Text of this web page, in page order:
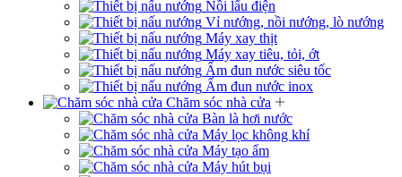
Nồi lẩu điện
Vỉ nướng, nồi nướng, lò nướng
Máy xay thịt
Máy xay tiêu, tỏi, ớt
Ấm đun nước siêu tốc
Ấm đun nước inox
Chăm sóc nhà cửa
Bàn là hơi nước
Máy lọc không khí
Máy tạo ẩm
Máy hút bụi